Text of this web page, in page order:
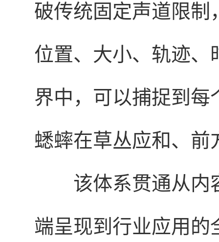
破传统固定声道限制
位置、大小、轨迹、
界中，可以捕捉到
蟋蟀在草丛应和、前
该体系贯通从内
端呈现到行业应用